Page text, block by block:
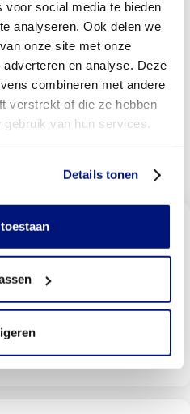
voor social media te bieden
analyseren. Ook delen we
onze site met onze
en analyse. Deze
combineren met andere
verstrekt of die ze hebben
van hun services.
Details tonen
revalidatieteam en onze
gespecialiseerd is in
prothese en of
dan contact met ons
prothesen locatie